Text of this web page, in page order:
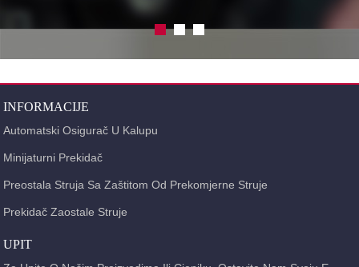
INFORMACIJE
Automatski Osigurač U Kalupu
Minijaturni Prekidač
Preostala Struja Sa Zaštitom Od Prekomjerne Struje
Prekidač Zaostale Struje
UPIT